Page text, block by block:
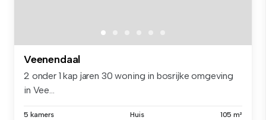
Veenendaal
2 onder 1 kap jaren 30 woning in bosrijke omgeving
in Vee...
5 kamers Huis 105 m²